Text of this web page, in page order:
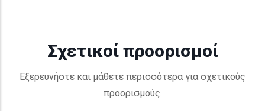
Σχετικοί προορισμοί
Εξερευνήστε και μάθετε περισσότερα για σχετικούς
προορισμούς.